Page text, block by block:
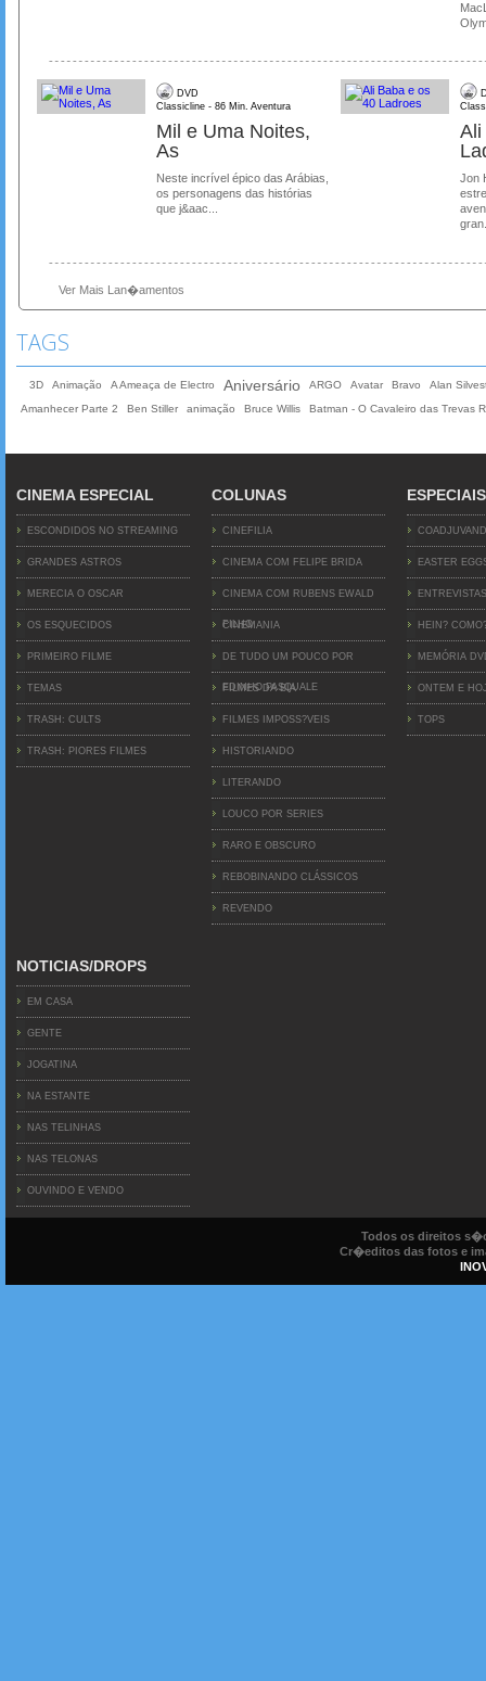
DVD
Classicline - 86 Min. Aventura
Mil e Uma Noites,
As
Neste incrível épico das Arábias,
os personagens das histórias
que j&aac...
Ali
Jon
Ver Mais Lan�amentos
TAGS
3D Animação A Ameaça de Electro Aniversário ARGO Avatar Bravo
Alan
Amanhecer Parte 2
Ben Stiller animação Bruce Willis Batman - O Cavaleiro das Trevas
CINEMA ESPECIAL
ESCONDIDOS NO STREAMING
GRANDES ASTROS
MERECIA O OSCAR
OS ESQUECIDOS
PRIMEIRO FILME
TEMAS
TRASH: CULTS
TRASH: PIORES FILMES
COLUNAS
CINEFILIA
CINEMA COM FELIPE BRIDA
CINEMA COM RUBENS EWALD
FILHO
CINEMANIA
DE TUDO UM POUCO POR
EDINHO PASQUALE
FILMES DA BIA
FILMES IMPOSS?VEIS
HISTORIANDO
LITERANDO
LOUCO POR SERIES
RARO E OBSCURO
REBOBINANDO CLÁSSICOS
REVENDO
ESPECIAIS
EASTER
ENTREVISTAS
HEIN?
MEMÓRIA
ONTEM E
TOPS
NOTICIAS/DROPS
EM CASA
GENTE
JOGATINA
NA ESTANTE
NAS TELINHAS
NAS TELONAS
OUVINDO E VENDO
Todos os direitos
Cr�editos das fotos e